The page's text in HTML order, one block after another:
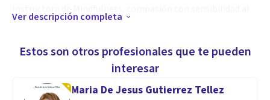
Certificada en China en Tai chi y Qi Gong
Mas de 20 años de experiencia en Desarrollo de Humano y
Ver descripción completa
Estos son otros profesionales que te pueden
interesar
Maria De Jesus Gutierrez Tellez